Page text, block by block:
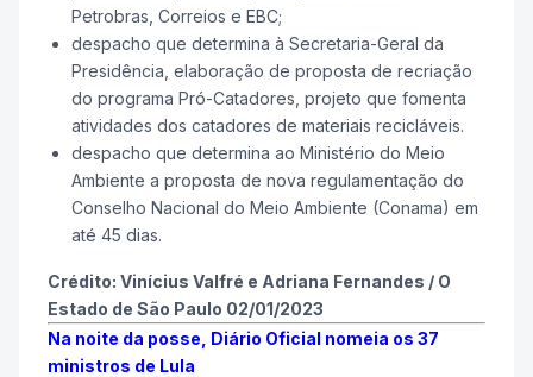
Petrobras, Correios e EBC;
despacho que determina à Secretaria-Geral da
Presidência, elaboração de proposta de recriação
do programa Pró-Catadores, projeto que fomenta
atividades dos catadores de materiais recicláveis.
despacho que determina ao Ministério do Meio
Ambiente a proposta de nova regulamentação do
Conselho Nacional do Meio Ambiente (Conama) em
até 45 dias.
Crédito: Vinícius Valfré e Adriana Fernandes / O
Estado de São Paulo 02/01/2023
Na noite da posse, Diário Oficial nomeia os 37
ministros de Lula